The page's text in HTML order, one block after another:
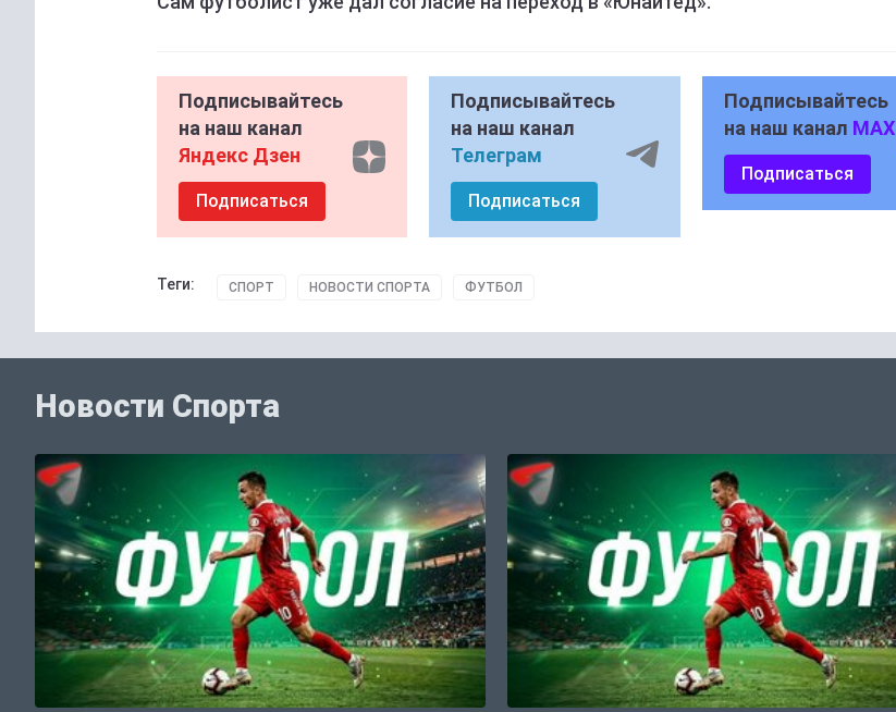
Подписывайтесь
на наш канал
Яндекс Дзен
Подписаться
Подписывайтесь
на наш канал
Телеграм
Подписаться
Подписывайтесь
на наш канал MAX
Подписаться
Теги: СПОРТ НОВОСТИ СПОРТА ФУТБОЛ
Новости Спорта